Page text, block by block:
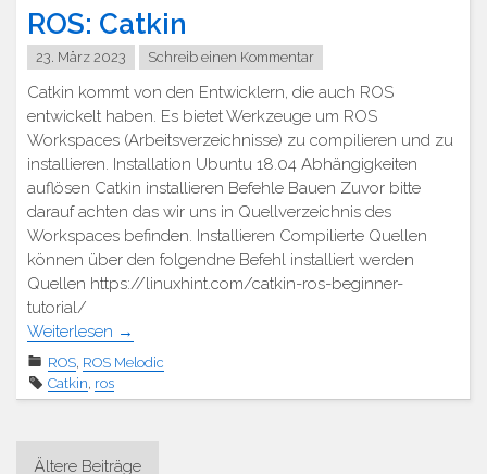
ROS: Catkin
23. März 2023 Schreib einen Kommentar
Catkin kommt von den Entwicklern, die auch ROS
entwickelt haben. Es bietet Werkzeuge um ROS
Workspaces (Arbeitsverzeichnisse) zu compilieren und zu
installieren. Installation Ubuntu 18.04 Abhängigkeiten
auflösen Catkin installieren Befehle Bauen Zuvor bitte
darauf achten das wir uns in Quellverzeichnis des
Workspaces befinden. Installieren Compilierte Quellen
können über den folgendne Befehl installiert werden
Quellen https://linuxhint.com/catkin-ros-beginner-
tutorial/
Weiterlesen →
ROS, ROS Melodic
Catkin, ros
Beitragsnavigation
Ältere Beiträge